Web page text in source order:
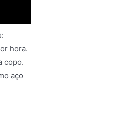
hora.
copo.
aço